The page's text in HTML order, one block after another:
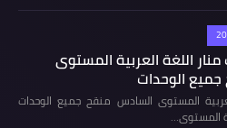
اللغة العربية المستوى
الوحدات
المستوى السادس منقح جميع الوحدات
المستوى…